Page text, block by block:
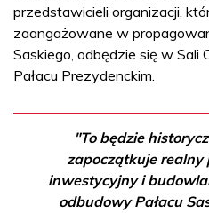
przedstawicieli organizacji,
zaangażowane w
Saskiego, odbędzie się w Sali
Pałacu Prezydenckim.
"To będzie
zapoczątkuje realny
inwestycyjny i
odbudowy Pałacu